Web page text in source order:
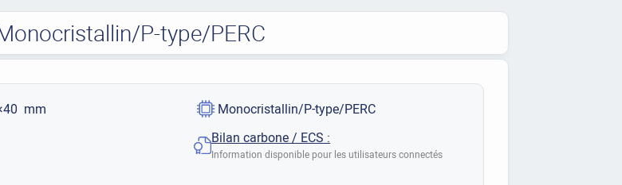
P-type/PERC
1980×1002×40 mm
Monocristallin/P-type/PERC
Bilan carbone / ECS :
Information disponible pour les utilisateurs connectés